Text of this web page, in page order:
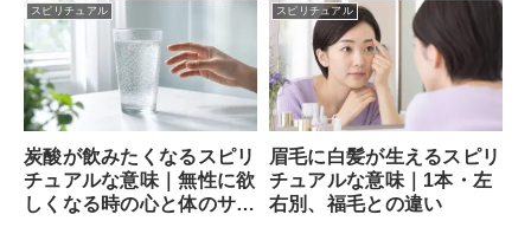
スピリチュアル
炭酸が飲みたくなるスピリ
チュアルな意味｜無性に欲
しくなる時の心と体のサイ
スピリチュアル
眉毛に白髪が生えるスピリ
チュアルな意味｜1本・左
右別、福毛との違い